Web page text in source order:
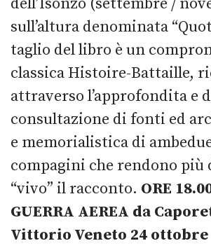
dell’Isonzo (settembre /
sull’altura denominata
taglio del libro è un
classica Histoire-Battaille,
attraverso l’approfondita e
consultazione di fonti ed
e memorialistica di
compagini che rendono più
“vivo” il racconto. ORE
GUERRA AEREA da
Vittorio Veneto 24 ottobre